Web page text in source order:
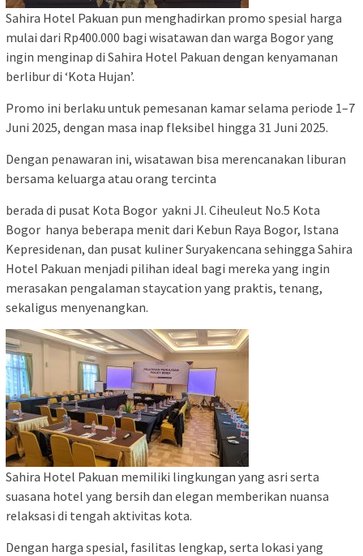
Sahira Hotel Pakuan pun menghadirkan promo spesial harga
mulai dari Rp400.000 bagi wisatawan dan warga Bogor yang
ingin menginap di Sahira Hotel Pakuan dengan kenyamanan
berlibur di ‘Kota Hujan’.
Promo ini berlaku untuk pemesanan kamar selama periode 1–7
Juni 2025, dengan masa inap fleksibel hingga 31 Juni 2025.
Dengan penawaran ini, wisatawan bisa merencanakan liburan
bersama keluarga atau orang tercinta
berada di pusat Kota Bogor yakni Jl. Ciheuleut No.5 Kota
Bogor hanya beberapa menit dari Kebun Raya Bogor, Istana
Kepresidenan, dan pusat kuliner Suryakencana sehingga Sahira
Hotel Pakuan menjadi pilihan ideal bagi mereka yang ingin
merasakan pengalaman staycation yang praktis, tenang,
sekaligus menyenangkan.
Sahira Hotel Pakuan memiliki lingkungan yang asri serta
suasana hotel yang bersih dan elegan memberikan nuansa
relaksasi di tengah aktivitas kota.
Dengan harga spesial, fasilitas lengkap, serta lokasi yang